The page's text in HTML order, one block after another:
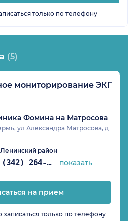
только по телефону
(5)
мониторирование ЭКГ
Фомина на Матросова
ул Александра Матросова, д
Ленинский район
+7 (342) 264-02-90 показать
на прием
только по телефону